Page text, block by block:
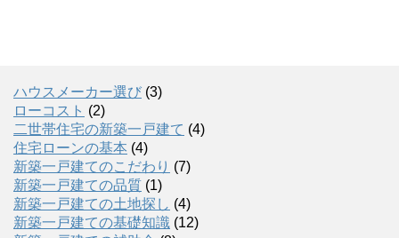
ハウスメーカー選び (3)
ローコスト (2)
二世帯住宅の新築一戸建て (4)
住宅ローンの基本 (4)
新築一戸建てのこだわり (7)
新築一戸建ての品質 (1)
新築一戸建ての土地探し (4)
新築一戸建ての基礎知識 (12)